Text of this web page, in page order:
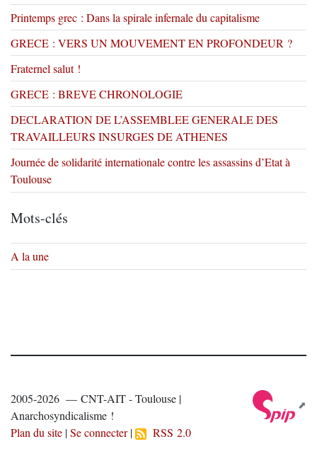
Printemps grec : Dans la spirale infernale du capitalisme
GRECE : VERS UN MOUVEMENT EN PROFONDEUR ?
Fraternel salut !
GRECE : BREVE CHRONOLOGIE
DECLARATION DE L’ASSEMBLEE GENERALE DES
TRAVAILLEURS INSURGES DE ATHENES
Journée de solidarité internationale contre les assassins d’Etat à
Toulouse
Mots-clés
A la une
2005-2026 — CNT-AIT - Toulouse |
Anarchosyndicalisme !
Plan du site |Se connecter| RSS 2.0